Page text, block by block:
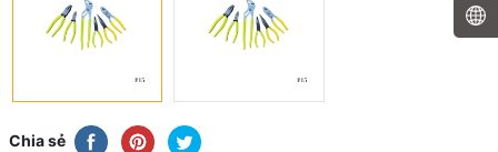
Chia sẻ